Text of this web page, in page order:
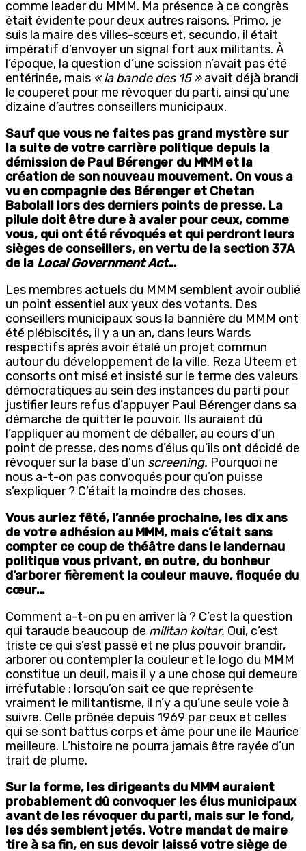
comme leader du MMM. Ma présence à ce congrès
était évidente pour deux autres raisons. Primo, je
suis la maire des villes-sœurs et, secundo, il était
impératif d’envoyer un signal fort aux militants. À
l’époque, la question d’une scission n’avait pas été
entérinée, mais « la bande des 15 »avait déjà brandi
le couperet pour me révoquer du parti, ainsi qu’une
dizaine d’autres conseillers municipaux.
Sauf que vous ne faites pas grand mystère sur
la suite de votre carrière politique depuis la
démission de Paul Bérenger du MMM et la
création de son nouveau mouvement. On vous a
vu en compagnie des Bérenger et Chetan
Babolall lors des derniers points de presse. La
pilule doit être dure à avaler pour ceux, comme
vous, qui ont été révoqués et qui perdront leurs
sièges de conseillers, en vertu de la section 37A
de la Local Government Act…
Les membres actuels du MMM semblent avoir oublié
un point essentiel aux yeux des votants. Des
conseillers municipaux sous la bannière du MMM ont
été plébiscités, il y a un an, dans leurs Wards
respectifs après avoir étalé un projet commun
autour du développement de la ville. Reza Uteem et
consorts ont misé et insisté sur le terme des valeurs
démocratiques au sein des instances du parti pour
justifier leurs refus d’appuyer Paul Bérenger dans sa
démarche de quitter le pouvoir. Ils auraient dû
l’appliquer au moment de déballer, au cours d’un
point de presse, des noms d’élus qu’ils ont décidé de
révoquer sur la base d’un screening. Pourquoi ne
nous a-t-on pas convoqués pour qu’on puisse
s’expliquer ? C’était la moindre des choses.
Vous auriez fêté, l’année prochaine, les dix ans
de votre adhésion au MMM, mais c’était sans
compter ce coup de théâtre dans le landernau
politique vous privant, en outre, du bonheur
d’arborer fièrement la couleur mauve, floquée du
cœur…
Comment a-t-on pu en arriver là ? C’est la question
qui taraude beaucoup de militan koltar. Oui, c’est
triste ce qui s’est passé et ne plus pouvoir brandir,
arborer ou contempler la couleur et le logo du MMM
constitue un deuil, mais il y a une chose qui demeure
irréfutable : lorsqu’on sait ce que représente
vraiment le militantisme, il n’y a qu’une seule voie à
suivre. Celle prônée depuis 1969 par ceux et celles
qui se sont battus corps et âme pour une île Maurice
meilleure. L’histoire ne pourra jamais être rayée d’un
trait de plume.
Sur la forme, les dirigeants du MMM auraient
probablement dû convoquer les élus municipaux
avant de les révoquer du parti, mais sur le fond,
les dés semblent jetés. Votre mandat de maire
tire à sa fin, en sus devoir laissé votre siège de